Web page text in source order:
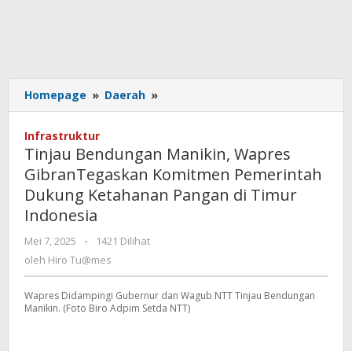
Homepage » Daerah »
Bendungan
GibranTegaskan
Komitmen
Pemerintah
Dukung
Timur
Indonesia
Infrastruktur
Tinjau Bendungan Manikin, Wapres
GibranTegaskan Komitmen Pemerintah
Dukung Ketahanan Pangan di Timur
Indonesia
Mei 7, 2025
oleh
Hiro
Tu@mes
-
1421 Dilihat
oleh Hiro Tu@mes
Wapres Didampingi Gubernur dan Wagub NTT Tinjau Bendungan
Manikin. (Foto Biro Adpim Setda NTT)